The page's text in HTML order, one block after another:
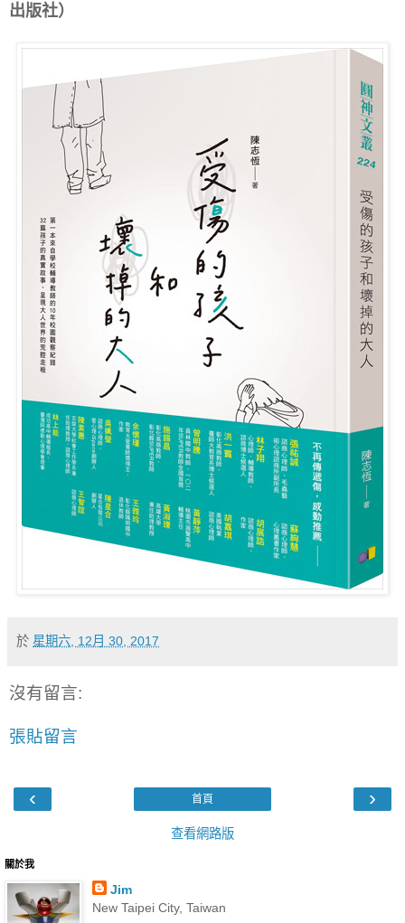
出版社）
於 星期六, 12月 30, 2017
沒有留言:
張貼留言
‹ ›
首頁
查看網路版
關於我
Jim
New Taipei City, Taiwan